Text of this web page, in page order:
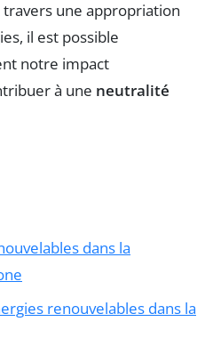
une appropriation
il est possible
notre impact
à une neutralité
dans la
renouvelables dans la